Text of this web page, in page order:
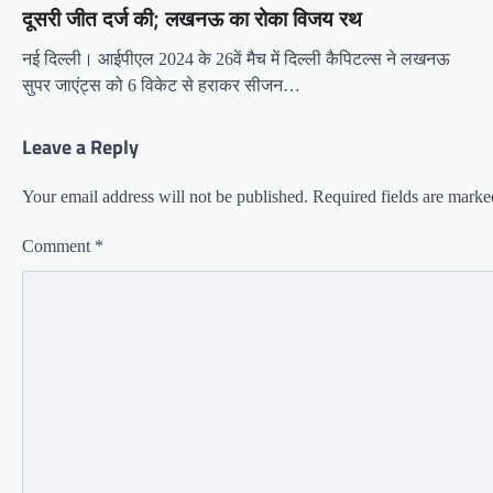
दूसरी जीत दर्ज की; लखनऊ का रोका विजय रथ
नई दिल्ली। आईपीएल 2024 के 26वें मैच में दिल्ली कैपिटल्स ने लखनऊ
सुपर जाएंट्स को 6 विकेट से हराकर सीजन…
Leave a Reply
Your email address will not be published. Required fields are
Comment *